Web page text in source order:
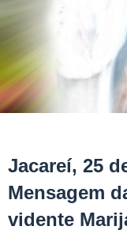
Jacareí, 25
Mensagem
vidente